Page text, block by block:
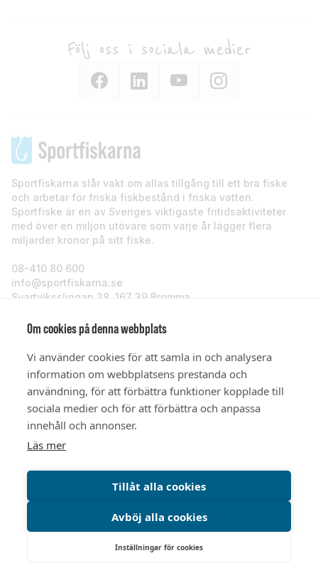
Om cookies på denna webbplats
Vi använder cookies för att samla in och analysera
information om webbplatsens prestanda och
användning, för att förbättra funktioner kopplade till
sociala medier och för att förbättra och anpassa
innehåll och annonser.
Läs mer
Tillåt alla cookies
Avböj alla cookies
Inställningar för cookies
Följ oss i sociala medier
Sportfiskarna slår vakt om allas tillgång till ett bra fiske
och arbetar för friska fiskbestånd i friska vatten.
Sportfiske är en av Sveriges viktigaste fritidsaktiviteter
med över en miljon utövare som varje år lägger flera
miljarder kronor på sitt fiske.
08-410 80 600
info@sportfiskarna.se
Svartviksslingan 28, 167 39 Bromma
Sportfiskarna
Om oss
Stöd oss